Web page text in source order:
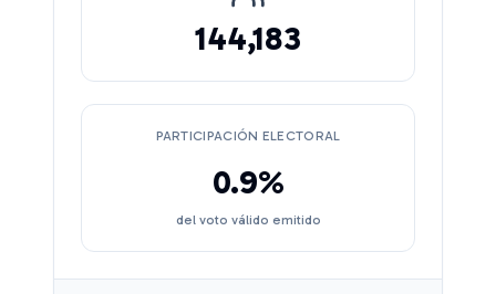
144,183
PARTICIPACIÓN ELECTORAL
0.9%
del voto válido emitido